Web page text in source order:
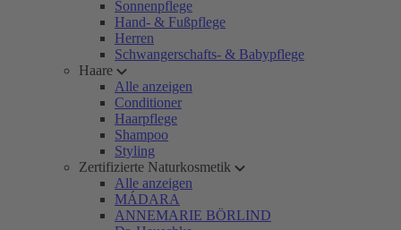
Sonnenpflege
Hand- & Fußpflege
Herren
Schwangerschafts- & Babypflege
Haare
Alle anzeigen
Conditioner
Haarpflege
Shampoo
Styling
Zertifizierte Naturkosmetik
Alle anzeigen
MÁDARA
ANNEMARIE BÖRLIND